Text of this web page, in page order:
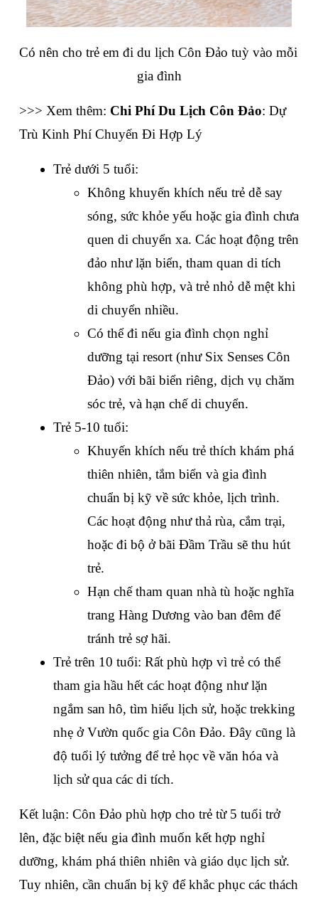
Có nên cho trẻ em đi du lịch Côn Đảo tuỳ vào mỗi
gia đình
>>> Xem thêm: Chi Phí Du Lịch Côn Đảo: Dự
Trù Kinh Phí Chuyến Đi Hợp Lý
Trẻ dưới 5 tuổi:
Không khuyến khích nếu trẻ dễ say
sóng, sức khỏe yếu hoặc gia đình chưa
quen di chuyển xa. Các hoạt động trên
đảo như lặn biển, tham quan di tích
không phù hợp, và trẻ nhỏ dễ mệt khi
di chuyển nhiều.
Có thể đi nếu gia đình chọn nghỉ
dưỡng tại resort (như Six Senses Côn
Đảo) với bãi biển riêng, dịch vụ chăm
sóc trẻ, và hạn chế di chuyển.
Trẻ 5-10 tuổi:
Khuyến khích nếu trẻ thích khám phá
thiên nhiên, tắm biển và gia đình
chuẩn bị kỹ về sức khỏe, lịch trình.
Các hoạt động như thả rùa, cắm trại,
hoặc đi bộ ở bãi Đầm Trầu sẽ thu hút
trẻ.
Hạn chế tham quan nhà tù hoặc nghĩa
trang Hàng Dương vào ban đêm để
tránh trẻ sợ hãi.
Trẻ trên 10 tuổi: Rất phù hợp vì trẻ có thể
tham gia hầu hết các hoạt động như lặn
ngắm san hô, tìm hiểu lịch sử, hoặc trekking
nhẹ ở Vườn quốc gia Côn Đảo. Đây cũng là
độ tuổi lý tưởng để trẻ học về văn hóa và
lịch sử qua các di tích.
Kết luận: Côn Đảo phù hợp cho trẻ từ 5 tuổi trở
lên, đặc biệt nếu gia đình muốn kết hợp nghỉ
dưỡng, khám phá thiên nhiên và giáo dục lịch sử.
Tuy nhiên, cần chuẩn bị kỹ để khắc phục các thách